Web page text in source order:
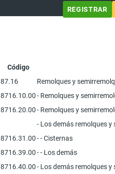
REGISTRAR
Código
87.16
Remolques y
8716.10.00- Remolques y
8716.20.00- Remolques y
- Los demás remolques
8716.31.00- - Cisternas
8716.39.00- - Los demás
8716.40.00- Los demás remolques y